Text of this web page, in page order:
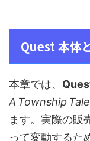
Quest 本体
本章では、
A Township Tale
ます。実際の販
って変動するた